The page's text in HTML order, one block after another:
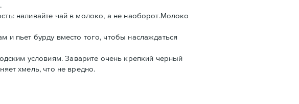
наливайте чай в молоко, а не наоборот.Молоко
и пьет бурду вместо того, чтобы наслаждаться
условиям. Заварите очень крепкий черный
хмель, что не вредно.